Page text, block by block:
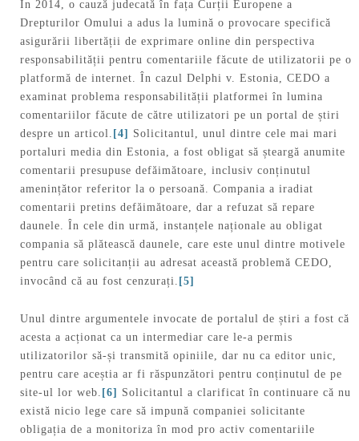
În 2014, o cauză judecată în fața Curții Europene a
Drepturilor Omului a adus la lumină o provocare specifică
asigurării libertății de exprimare online din perspectiva
responsabilității pentru comentariile făcute de utilizatorii pe o
platformă de internet. În cazul Delphi v. Estonia, CEDO a
examinat problema responsabilității platformei în lumina
comentariilor făcute de către utilizatori pe un portal de știri
despre un articol. [4]
Solicitantul, unul dintre cele mai mari
portaluri media din Estonia, a fost obligat să șteargă anumite
comentarii presupuse defăimătoare, inclusiv conținutul
amenințător referitor la o persoană. Compania a iradiat
comentarii pretins defăimătoare, dar a refuzat să repare
daunele. În cele din urmă, instanțele naționale au obligat
compania să plătească daunele, care este unul dintre motivele
pentru care solicitanții au adresat această problemă CEDO,
invocând că au fost cenzurați. [5]
Unul dintre argumentele invocate de portalul de știri a fost că
acesta a acționat ca un intermediar care le-a permis
utilizatorilor să-și transmită opiniile, dar nu ca editor unic,
pentru care aceștia ar fi răspunzători pentru conținutul de pe
site-ul lor web. [6]
Solicitantul a clarificat în continuare că nu
există nicio lege care să impună companiei solicitante
obligația de a monitoriza în mod pro activ comentariile